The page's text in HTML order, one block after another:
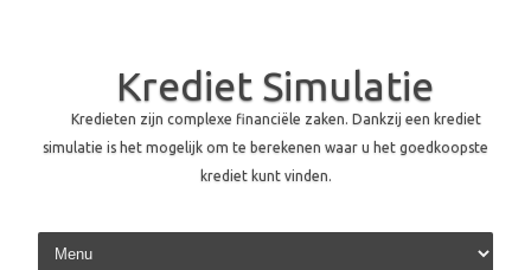
Krediet Simulatie
Kredieten zijn complexe financiële zaken. Dankzij een krediet
simulatie is het mogelijk om te berekenen waar u het goedkoopste
krediet kunt vinden.
Skip to content